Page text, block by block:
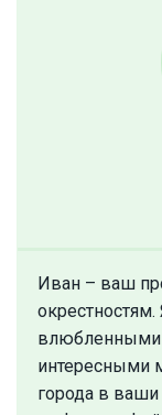
Иван – ваш
влюбленными
интересными
города в